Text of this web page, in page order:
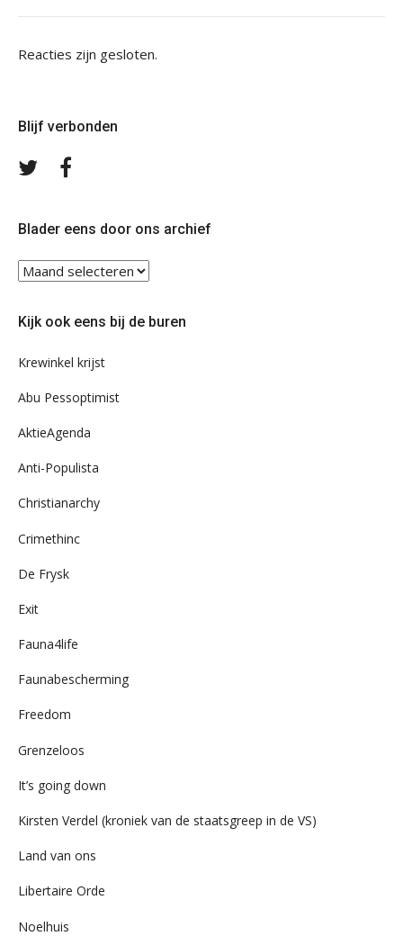
Reacties zijn gesloten.
Blijf verbonden
Volg
Blader eens door ons archief
Blader
eens
ons
Kijk ook eens bij de buren
Krewinkel krijst
Abu Pessoptimist
AktieAgenda
Anti-Populista
Christianarchy
Crimethinc
De Frysk
Exit
Fauna4life
Faunabescherming
Freedom
Grenzeloos
It’s going down
Kirsten Verdel (kroniek van de staatsgreep in de VS)
Land van ons
Libertaire Orde
Noelhuis